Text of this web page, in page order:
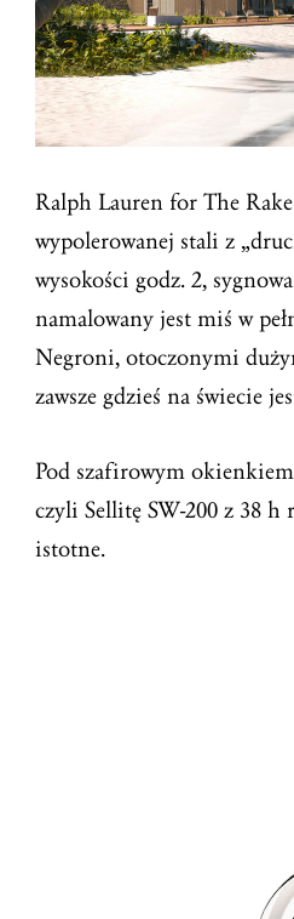
Ralph Lauren for The
wypolerowanej stali z
wysokości godz. 2,
namalowany jest miś w
Negroni, otoczonymi
zawsze gdzieś na świecie
Pod szafirowym
czyli Sellitę SW-200 z 38
istotne.